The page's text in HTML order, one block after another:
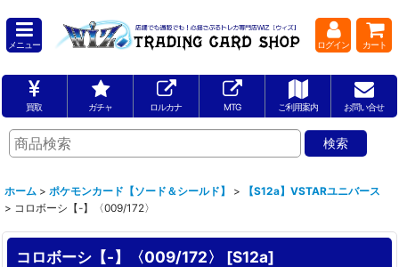
メニュー ログイン カート
買取 ガチャ ロルカナ MTG ご利用案内 お問い合せ
ホーム > ポケモンカード【ソード＆シールド】 >
【S12a】VSTARユニバース
> コロボーシ【-】〈009/172〉
コロボーシ【-】〈009/172〉 [S12a]